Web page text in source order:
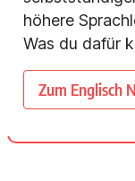
höhere
Was du dafür
Zum Englisch